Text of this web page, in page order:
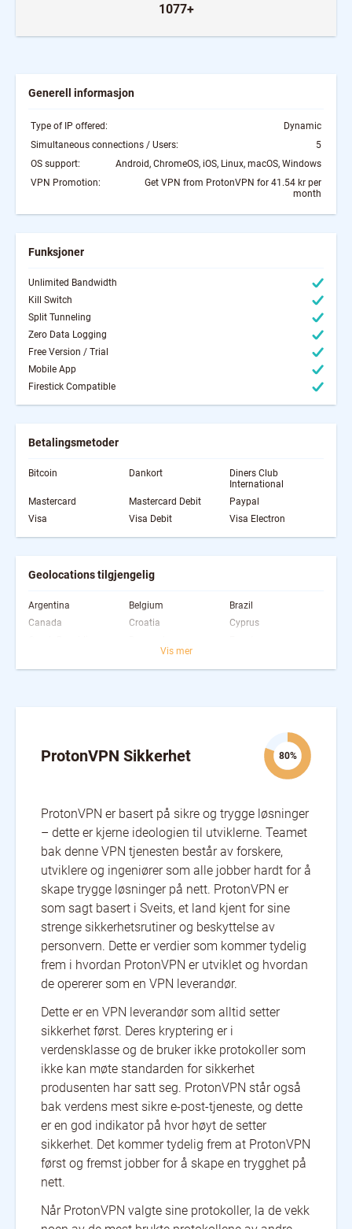
1077+
Generell informasjon
Type of IP offered:
Dynamic
Simultaneous connections / Users:
5
OS support:
Android, ChromeOS, iOS, Linux, macOS, Windows
VPN Promotion:
Get VPN from ProtonVPN for 41.54 kr per
month
Funksjoner
Unlimited Bandwidth
Kill Switch
Split Tunneling
Zero Data Logging
Free Version / Trial
Mobile App
Firestick Compatible
Betalingsmetoder
Bitcoin Dankort
Diners Club
International
Mastercard
Mastercard Debit
Paypal
Visa
Visa Debit Visa Electron
Geolocations tilgjengelig
Argentina Belgium
Brazil
Canada
Croatia
Cyprus
Romania
Serbia
Slovakia
Ukraine
United Kingdom United States
Vis mer
ProtonVPN Sikkerhet 80%
ProtonVPN er basert på sikre og trygge løsninger
– dette er kjerne ideologien til utviklerne. Teamet
bak denne VPN tjenesten består av forskere,
utviklere og ingeniører som alle jobber hardt for å
skape trygge løsninger på nett. ProtonVPN er
som sagt basert i Sveits, et land kjent for sine
strenge sikkerhetsrutiner og beskyttelse av
personvern. Dette er verdier som kommer tydelig
frem i hvordan ProtonVPN er utviklet og hvordan
de opererer som en VPN leverandør.
Dette er en VPN leverandør som alltid setter
sikkerhet først. Deres kryptering er i
verdensklasse og de bruker ikke protokoller som
ikke kan møte standarden for sikkerhet
produsenten har satt seg. ProtonVPN står også
bak verdens mest sikre e-post-tjeneste, og dette
er en god indikator på hvor høyt de setter
sikkerhet. Det kommer tydelig frem at ProtonVPN
først og fremst jobber for å skape en trygghet på
nett.
Når ProtonVPN valgte sine protokoller, la de vekk